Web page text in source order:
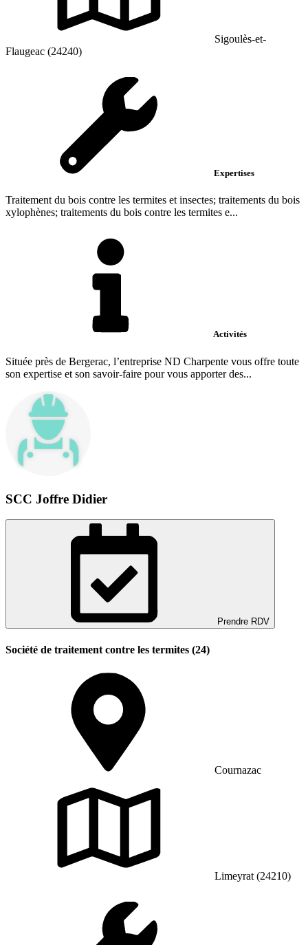
Sigoulès-et-
Flaugeac (24240)
Expertises
Traitement du bois contre les termites et insectes; traitements du bois
xylophènes; traitements du bois contre les termites e...
Activités
Située près de Bergerac, l’entreprise ND Charpente vous offre toute
son expertise et son savoir-faire pour vous apporter des...
SCC Joffre Didier
Prendre RDV
Société de traitement contre les termites (24)
Cournazac
Limeyrat (24210)